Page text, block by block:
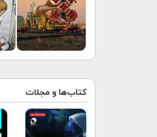
کتاب‌ها و مجلات